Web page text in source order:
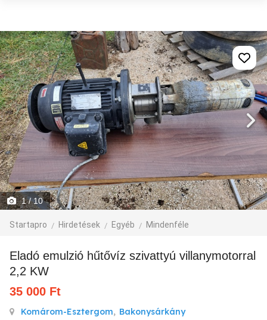
1/ 10
Startapro Hirdetések Egyéb Mindenféle
Eladó emulzió hűtővíz szivattyú villanymotorral
2,2 KW
35 000 Ft
Komárom-Esztergom, Bakonysárkány